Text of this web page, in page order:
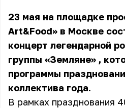
23 мая на площадке
Art&Food» в Москве
концерт легендарной
группы «Земляне» ,
программы
коллектива года.
В рамках празднования